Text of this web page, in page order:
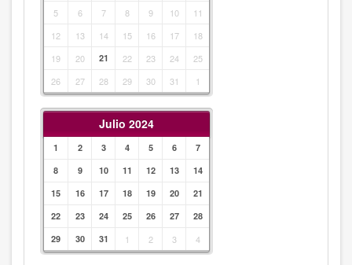
5 6 7 8 9 10
11
12
13 14 15 16 17
18
19
20 21 22 23 24
25
26
27 28 29 30 31 1
Julio 2024
1 2 3 4 5 6
7
8
9 10 11 12 13
14
15
16 17 18 19 20
21
22
23 24 25 26 27
28
29
30 31 1 2 3 4